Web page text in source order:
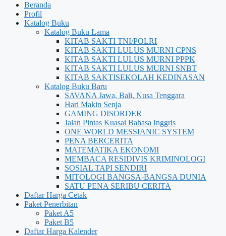
Beranda
Profil
Katalog Buku
Katalog Buku Lama
KITAB SAKTI TNI/POLRI
KITAB SAKTI LULUS MURNI CPNS
KITAB SAKTI LULUS MURNI PPPK
KITAB SAKTI LULUS MURNI SNBT
KITAB SAKTISEKOLAH KEDINASAN
Katalog Buku Baru
SAVANA Jawa, Bali, Nusa Tenggara
Hari Makin Senja
GAMING DISORDER
Jalan Pintas Kuasai Bahasa Inggris
ONE WORLD MESSIANIC SYSTEM
PENA BERCERITA
MATEMATIKA EKONOMI
MEMBACA RESIDIVIS KRIMINOLOGI
SOSIAL TAPI SENDIRI
MITOLOGI BANGSA-BANGSA DUNIA
SATU PENA SERIBU CERITA
Daftar Harga Cetak
Paket Penerbitan
Paket A5
Paket B5
Daftar Harga Kalender